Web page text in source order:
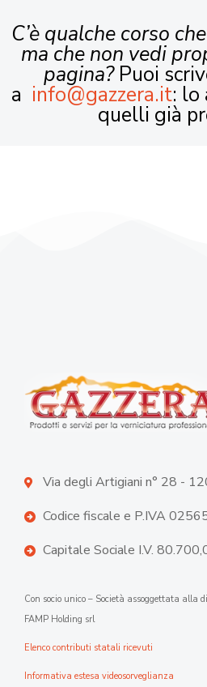
C’è qualche corso
ma che non vedi
pagina?Puoi
a info@gazzera.it: lo
quelli già
Via degli Artigiani n° 28 -
Codice fiscale e P.IVA
Capitale Sociale I.V.
Con socio unico – Società assoggettata alla
FAMP Holding srl
Elenco contributi statali ricevuti
Informativa estesa videosorveglianza